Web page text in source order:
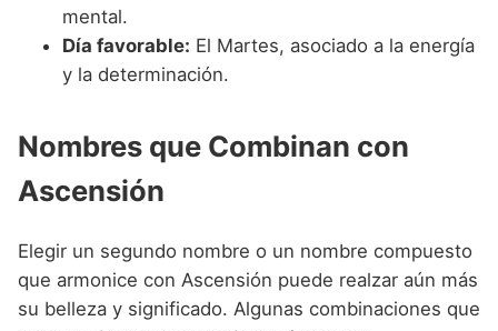
mental.
Día favorable: El Martes, asociado a la energía
y la determinación.
Nombres que Combinan con
Ascensión
Elegir un segundo nombre o un nombre compuesto
que armonice con Ascensión puede realzar aún más
su belleza y significado. Algunas combinaciones que